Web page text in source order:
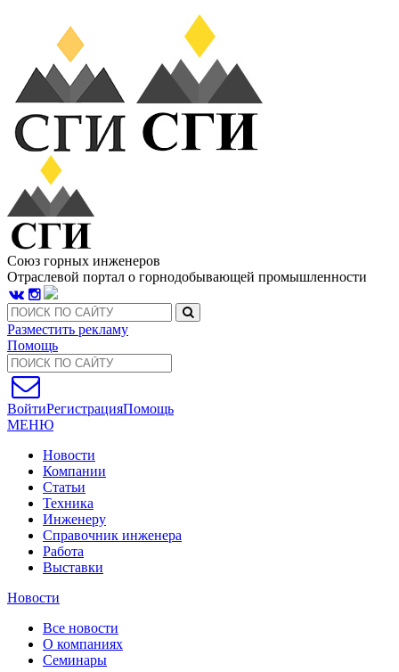
Союз горных инженеров
Отраслевой портал о горнодобывающей промышленности
Разместить рекламу
Помощь
ВойтиРегистрацияПомощь
МЕНЮ
Новости
Компании
Статьи
Техника
Инженеру
Справочник инженера
Работа
Выставки
Новости
Все новости
О компаниях
Семинары